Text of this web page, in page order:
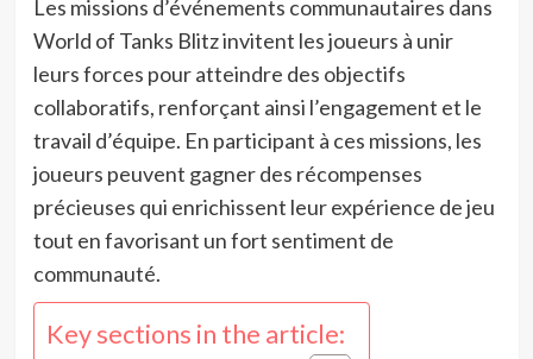
Les missions d’événements communautaires dans
World of Tanks Blitz invitent les joueurs à unir
leurs forces pour atteindre des objectifs
collaboratifs, renforçant ainsi l’engagement et le
travail d’équipe. En participant à ces missions, les
joueurs peuvent gagner des récompenses
précieuses qui enrichissent leur expérience de jeu
tout en favorisant un fort sentiment de
communauté.
Key sections in the article: